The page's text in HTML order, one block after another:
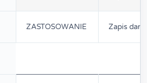
ZASTOSOWANIE Zapis